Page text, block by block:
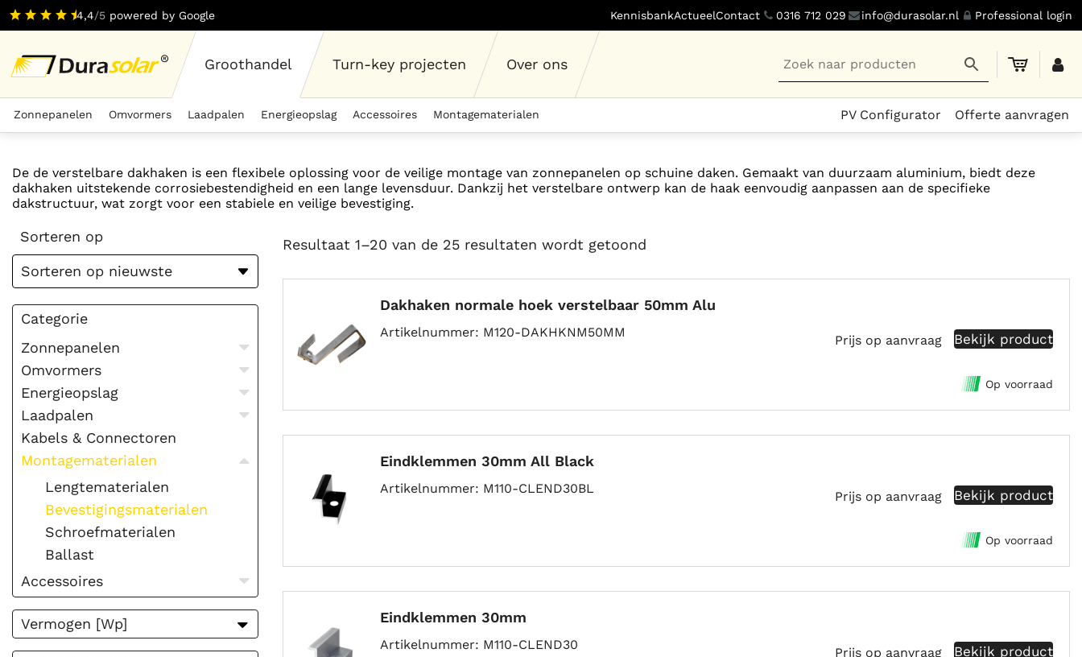
4,4/5 powered by Google KennisbankActueelContact 0316 712 029 info@durasolar.nl Professional login
Groothandel
Zonnepanelen Omvormers Laadpalen Energieopslag Accessoires Montagematerialen
Turn-key projecten Over ons
PV Configurator Offerte aanvragen
De de verstelbare dakhaken is een flexibele oplossing voor de veilige montage van zonnepanelen op schuine daken. Gemaakt van duurzaam aluminium, biedt deze
dakhaken uitstekende corrosiebestendigheid en een lange levensduur. Dankzij het verstelbare ontwerp kan de haak eenvoudig aanpassen aan de specifieke
dakstructuur, wat zorgt voor een stabiele en veilige bevestiging.
Categorie
Zonnepanelen
Omvormers
Energieopslag
Laadpalen
Kabels & Connectoren
Montagematerialen
Lengtematerialen
Bevestigingsmaterialen
Schroefmaterialen
Ballast
Accessoires
Sorteren op
Vermogen [Wp]
Resultaat 1–20 van de 25 resultaten wordt getoond
Dakhaken normale hoek verstelbaar 50mm Alu
Artikelnummer M120-DAKHKNM50MM
Prijs op aanvraag Bekijk product
Op voorraad
Eindklemmen 30mm All Black
Artikelnummer M110-CLEND30BL
Prijs op aanvraag Bekijk product
Op voorraad
Eindklemmen 30mm
Artikelnummer M110-CLEND30
Prijs op aanvraag Bekijk product